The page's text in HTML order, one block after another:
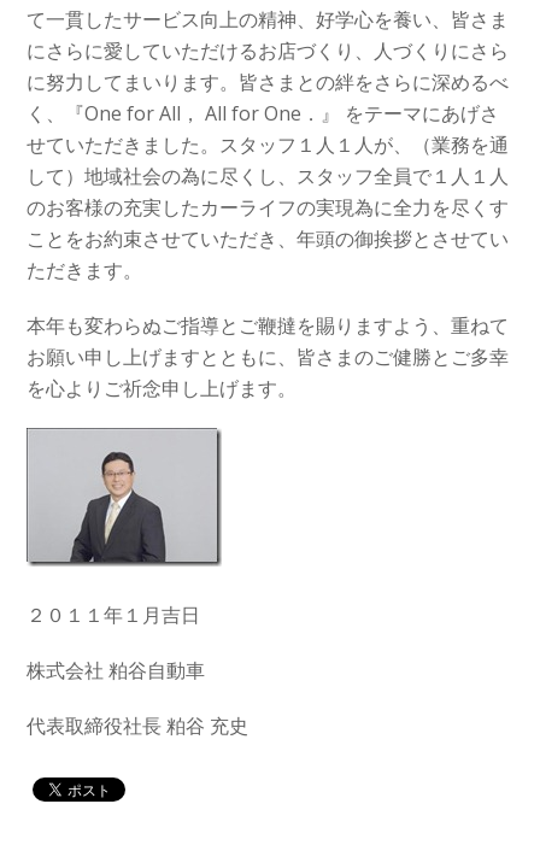
て一貫したサービス向上の精神、好学心を養い、 皆さま
にさらに愛していただけるお店づくり、 人づくりにさら
に努力してまいります。 皆さまとの絆をさらに深めるべ
く、『One for All， All for One．』 をテーマにあげさ
せていただきました。 スタッフ１人１人が、（業務を通
して）地域社会の為に尽くし、スタッフ全員で１人１人
のお客様の充実したカーライフの実現為に全力を尽くす
ことをお約束させていただき、年頭の御挨拶とさせてい
ただきます。
本年も変わらぬご指導とご鞭撻を賜りますよう、重ねて
お願い申し上げますとともに、皆さまのご健勝とご多幸
を心よりご祈念申し上げます。
２０１１年１月吉日
株式会社 粕谷自動車
代表取締役社長 粕谷 充史